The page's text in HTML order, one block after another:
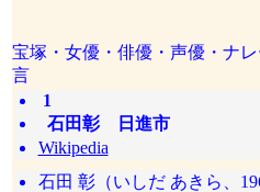
宝塚・女優・俳優・声優・ナ
言
1
石田彰 日進市
Wikipedia
石田 彰（いしだ あきら、